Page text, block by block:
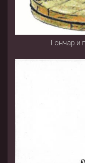
Гончар и